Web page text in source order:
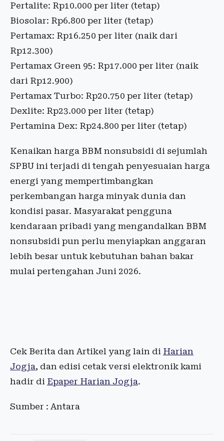
Pertalite: Rp10.000 per liter (tetap)
Biosolar: Rp6.800 per liter (tetap)
Pertamax: Rp16.250 per liter (naik dari
Rp12.300)
Pertamax Green 95: Rp17.000 per liter (naik
dari Rp12.900)
Pertamax Turbo: Rp20.750 per liter (tetap)
Dexlite: Rp23.000 per liter (tetap)
Pertamina Dex: Rp24.800 per liter (tetap)
Kenaikan harga BBM nonsubsidi di sejumlah
SPBU ini terjadi di tengah penyesuaian harga
energi yang mempertimbangkan
perkembangan harga minyak dunia dan
kondisi pasar. Masyarakat pengguna
kendaraan pribadi yang mengandalkan BBM
nonsubsidi pun perlu menyiapkan anggaran
lebih besar untuk kebutuhan bahan bakar
mulai pertengahan Juni 2026.
Cek Berita dan Artikel yang lain di Harian
Jogja, dan edisi cetak versi elektronik kami
hadir di Epaper Harian Jogja.
Sumber : Antara